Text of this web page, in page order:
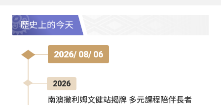
歷史上的今天
2026/ 08/ 06
2026
南澳撒利姆文健站揭牌 多元課程陪伴長者